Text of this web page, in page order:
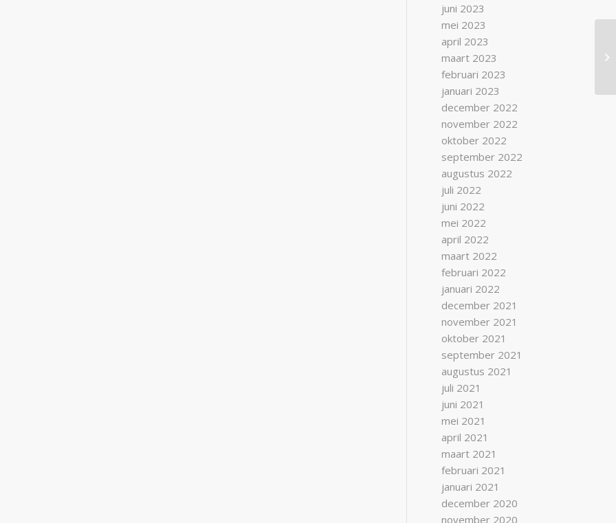
juni 2023
mei 2023
april 2023
maart 2023
februari 2023
januari 2023
december 2022
november 2022
oktober 2022
september 2022
augustus 2022
juli 2022
juni 2022
mei 2022
april 2022
maart 2022
februari 2022
januari 2022
december 2021
november 2021
oktober 2021
september 2021
augustus 2021
juli 2021
juni 2021
mei 2021
april 2021
maart 2021
februari 2021
januari 2021
december 2020
november 2020